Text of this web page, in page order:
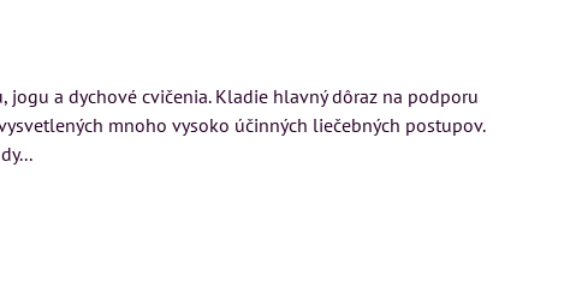
a dychové cvičenia. Kladie hlavný dôraz na podporu
mnoho vysoko účinných liečebných postupov.